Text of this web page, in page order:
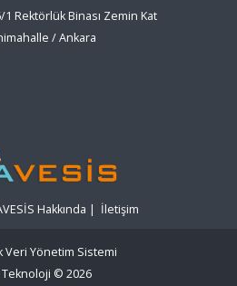
Rektörlük Binası Zemin Kat
/ Ankara
Hakkında | İletişim
Veri Yönetim Sistemi
© 2026